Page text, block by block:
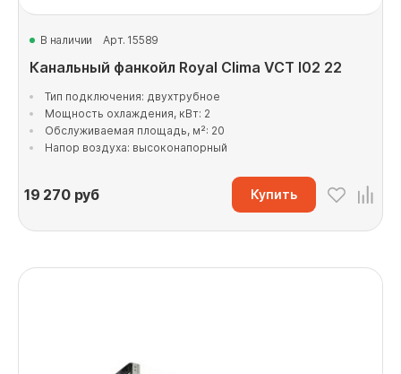
В наличии Арт. 15589
Канальный фанкойл Royal Clima VCT I02 22
Тип подключения: двухтрубное
Мощность охлаждения, кВт: 2
Обслуживаемая площадь, м²: 20
Напор воздуха: высоконапорный
19 270руб Купить